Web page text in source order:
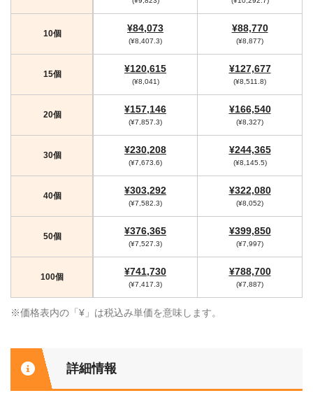
10個 ¥84,073
(¥8,407.3)
¥88,770
(¥8,877)
15個 ¥120,615
(¥8,041)
¥127,677
(¥8,511.8)
20個 ¥157,146
(¥7,857.3)
¥166,540
(¥8,327)
30個 ¥230,208
(¥7,673.6)
¥244,365
(¥8,145.5)
40個 ¥303,292
(¥7,582.3)
¥322,080
(¥8,052)
50個 ¥376,365
(¥7,527.3)
¥399,850
(¥7,997)
100個 ¥741,730
(¥7,417.3)
¥788,700
(¥7,887)
※価格表内の「¥」は税込み単価を意味します。
詳細情報